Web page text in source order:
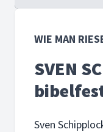
WIE MAN
SVEN
Sven